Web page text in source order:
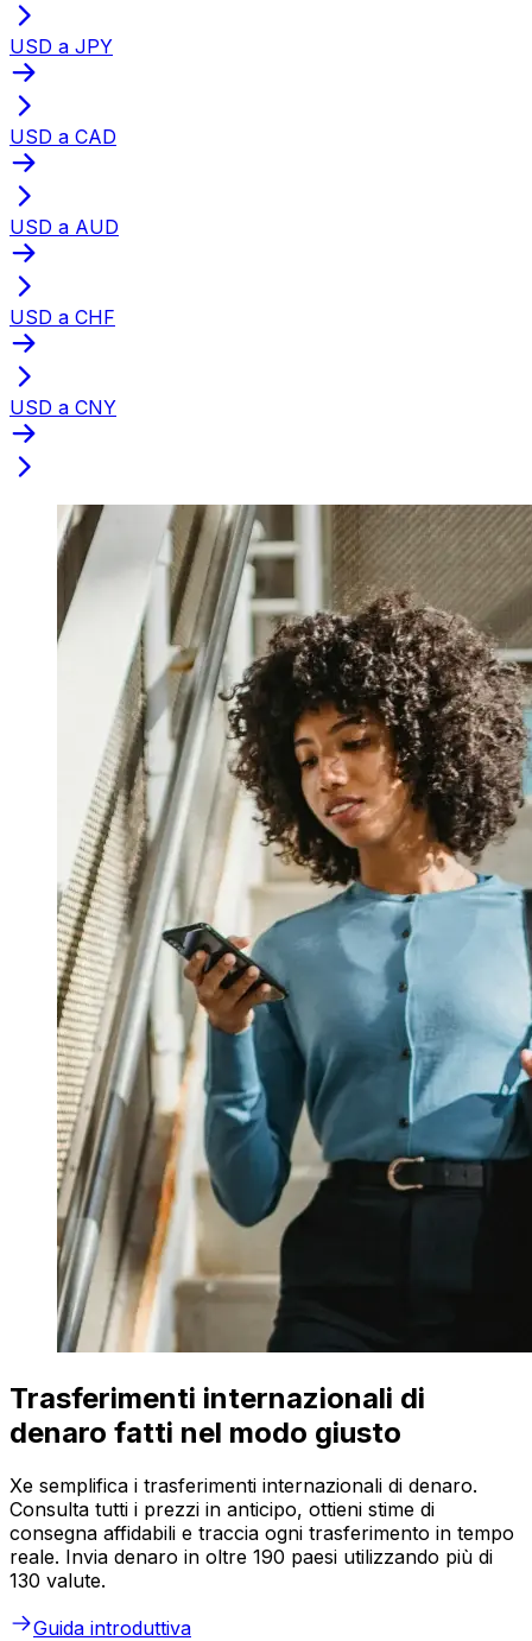
USD a JPY
USD a CAD
USD a AUD
USD a CHF
USD a CNY
Trasferimenti internazionali di
denaro fatti nel modo giusto
Xe semplifica i trasferimenti internazionali di denaro.
Consulta tutti i prezzi in anticipo, ottieni stime di
consegna affidabili e traccia ogni trasferimento in tempo
reale. Invia denaro in oltre 190 paesi utilizzando più di
130 valute.
Guida introduttiva